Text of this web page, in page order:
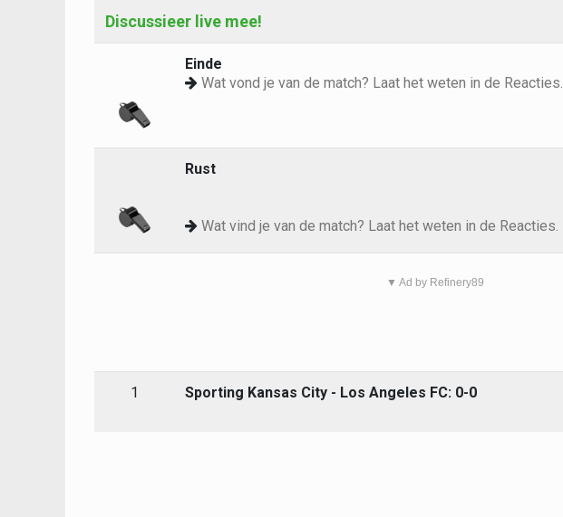
Discussieer live mee!
Einde
Wat vond je van de match? Laat het weten in de Reacties.
Rust
Wat vind je van de match? Laat het weten in de Reacties.
▼ Ad by Refinery89
1 Sporting Kansas City - Los Angeles FC: 0-0